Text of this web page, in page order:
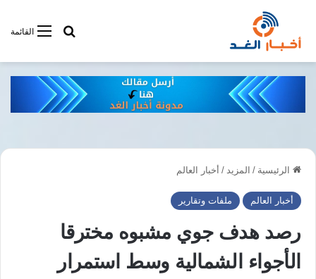
القائمةأبحت فى
الرئيسية / المزيد / أخبار العالم
أخبار العالم ملفات وتقارير
رصد هدف جوي مشبوه مخترقا
الأجواء الشمالية وسط استمرار